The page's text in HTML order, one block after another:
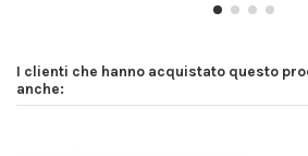
I clienti che hanno acquistato questo
anche: